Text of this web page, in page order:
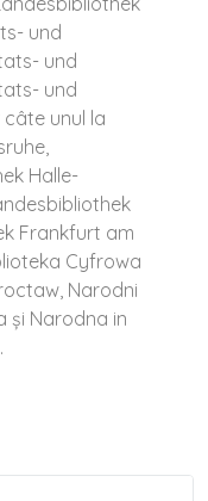
und
und
und
unul la
Halle-
Frankfurt am
Cyfrowa
Narodni
și Narodna in